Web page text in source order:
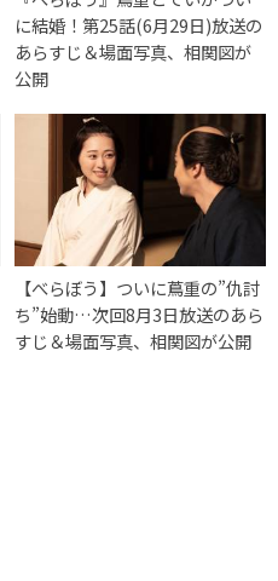
に結婚！第25話(6月29日)放送の
あらすじ＆場面写真、相関図が
公開
【べらぼう】ついに蔦重の”仇討
ち”始動…次回8月3日放送のあら
すじ＆場面写真、相関図が公開